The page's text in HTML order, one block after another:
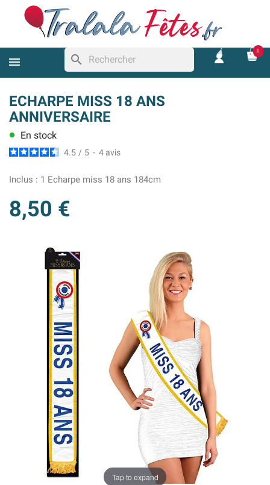
search
0
ECHARPE MISS 18 ANS
ANNIVERSAIRE
lens En stock
4.5 / 5 - 4 avis
Inclus : 1 Echarpe miss 18 ans 184cm
8,50 €
Tap to expand